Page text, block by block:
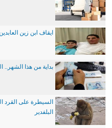
ايقاف ابن زين
بداية من هذا الشهر..
السيطرة على القرد
البلفدير